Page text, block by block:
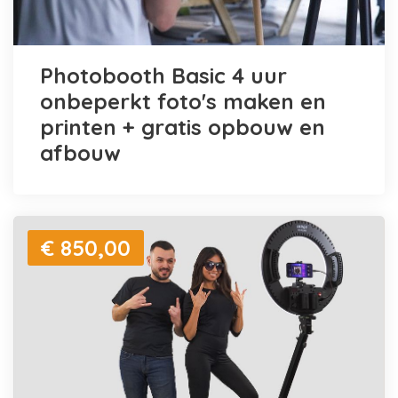
Photobooth Basic 4 uur
onbeperkt foto's maken en
printen + gratis opbouw en
afbouw
€ 850,00